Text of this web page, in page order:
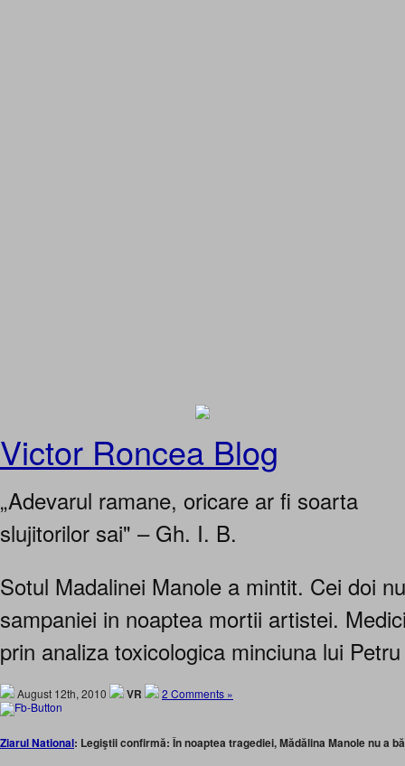
Victor Roncea Blog
„Adevarul ramane, oricare ar fi soarta
slujitorilor sai" – Gh. I. B.
Sotul Madalinei Manole a mintit. Cei doi
sampaniei in noaptea mortii artistei.
prin analiza toxicologica minciuna lui
August 12th, 2010 VR 2 Comments »
Ziarul National: Legiştii confirmă: În noaptea tragediei, Mădălina Manole nu a